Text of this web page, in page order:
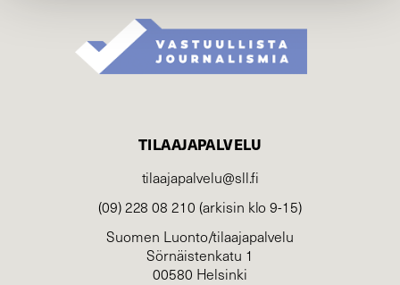
TILAAJAPALVELU
tilaajapalvelu@sll.fi
(09) 228 08 210 (arkisin klo 9-15)
Suomen Luonto/tilaajapalvelu
Sörnäistenkatu 1
00580 Helsinki